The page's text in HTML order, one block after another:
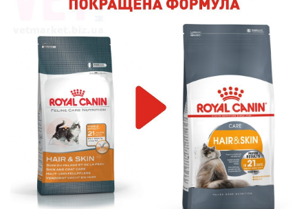
. ст Избыточный
- - - - 45г 3/8 ст 55г 4/8 ст 65г 5/8 ст
по физическому состоянию кошки и регулярных
визитах к ветеринарному врачу
Оценка упитанности кошки
составляющие
Дегидратированное мясо птицы, рис, животные
жиры, кукуруза кукурузный глютен, дрожжи,